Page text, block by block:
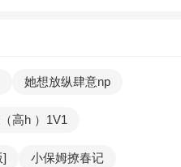
她想放纵肆意np
高h ）1V1
] 小保姆撩春记